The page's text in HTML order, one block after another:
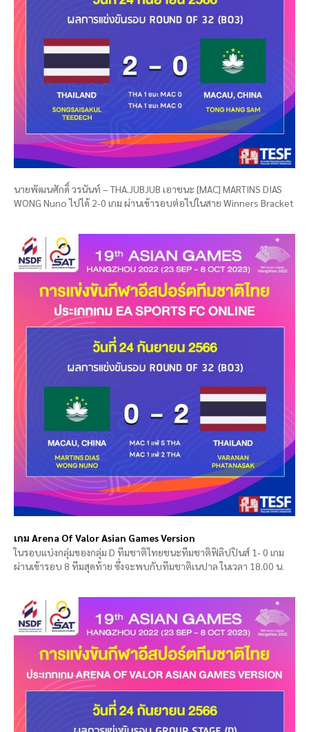
นายพัฒนศักดิ์ วรนันท์ – THA.JUBJUB เอาชนะ [MAC] MARTINS DIAS
WONG Nuno ไปได้ 2-0 เกม ผ่านเข้ารอบต่อไปในสาย Winners Bracket
เกม Arena Of Valor Asian Games Version
ในรอบแบ่งกลุ่มของกลุ่ม D ทีมชาติไทยชนะทีมชาติฟิลิปปินส์ 1- 0 เกม
ผ่านเข้ารอบ 8 ทีมสุดท้าย ซึ่งจะพบกับทีมชาติเนปาล ในเวลา 18.00 น.